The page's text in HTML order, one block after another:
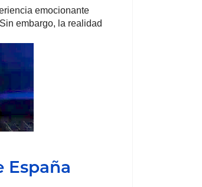
emocionante
embargo, la realidad
España